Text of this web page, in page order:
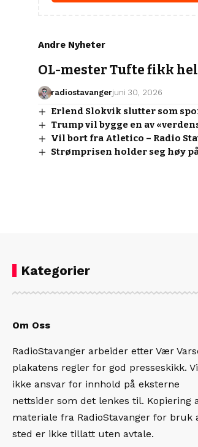
Andre Nyheter
OL-mester Tufte fikk
radiostavangerjuni 30, 2026
Erlend Slokvik slutter som
Trump vil bygge en av
Vil bort fra Atletico – Radio
Strømprisen holder seg høy
Kategorier
Om Oss
RadioStavanger arbeider etter Vær
plakatens regler for god presseskikk.
ikke ansvar for innhold på eksterne
nettsider som det lenkes til. Kopiering
materiale fra RadioStavanger for bruk
sted er ikke tillatt uten avtale.